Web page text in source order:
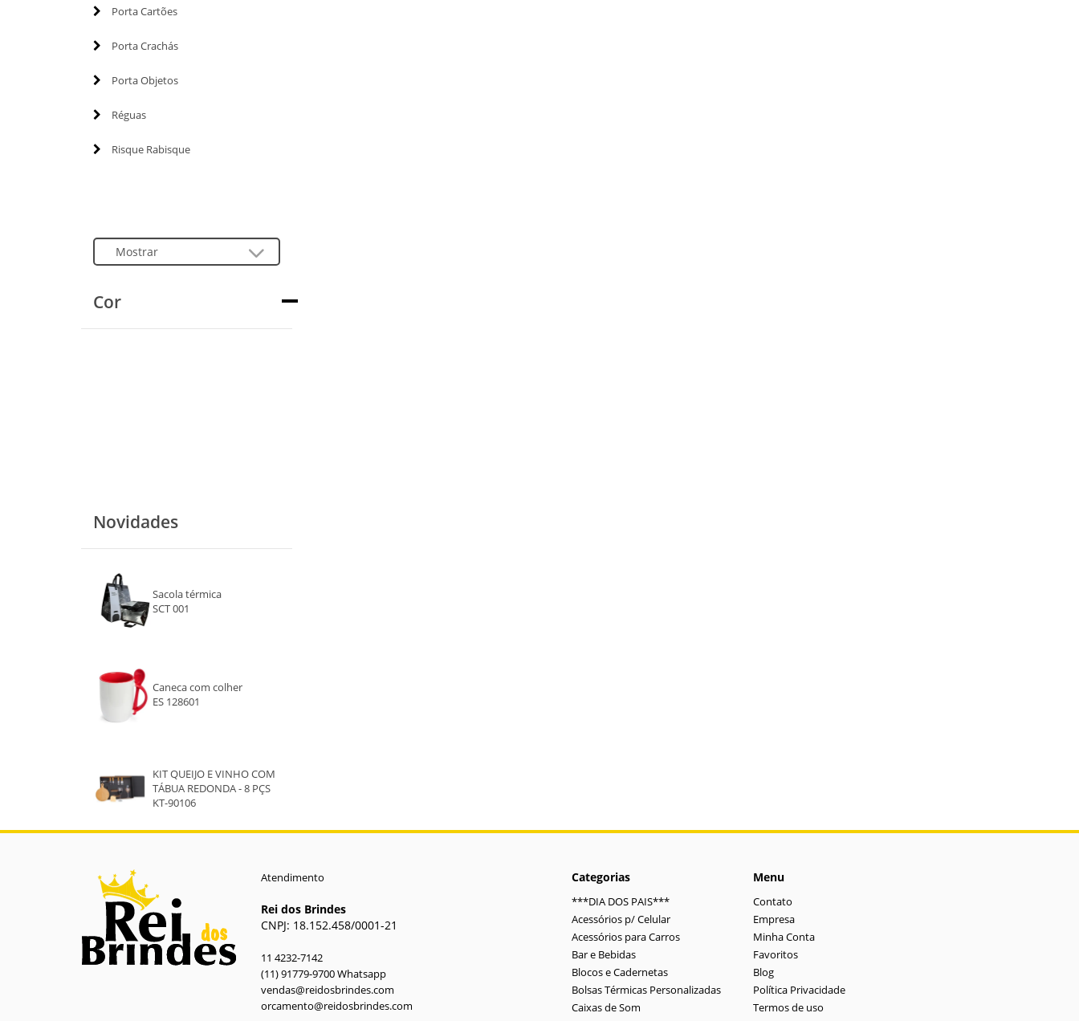
Porta Cartões
Porta Crachás
Porta Objetos
Réguas
Risque Rabisque
Cor
Novidades
Sacola térmica
SCT 001
Caneca com colher
ES 128601
KIT QUEIJO E VINHO COM
TÁBUA REDONDA - 8 PÇS
KT-90106
Atendimento
Rei dos Brindes
CNPJ: 18.152.458/0001-21
11 4232-7142
(11) 91779-9700 Whatsapp
vendas@reidosbrindes.com
orcamento@reidosbrindes.com
Categorias
***DIA DOS PAIS***
Acessórios p/ Celular
Acessórios para Carros
Bar e Bebidas
Blocos e Cadernetas
Bolsas Térmicas Personalizadas
Caixas de Som
Menu
Contato
Empresa
Minha Conta
Favoritos
Blog
Política Privacidade
Termos de uso